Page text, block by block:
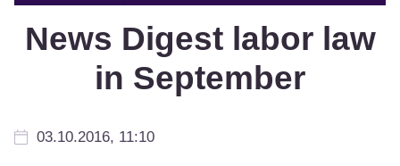
News Digest labor law
in September
03.10.2016, 11:10